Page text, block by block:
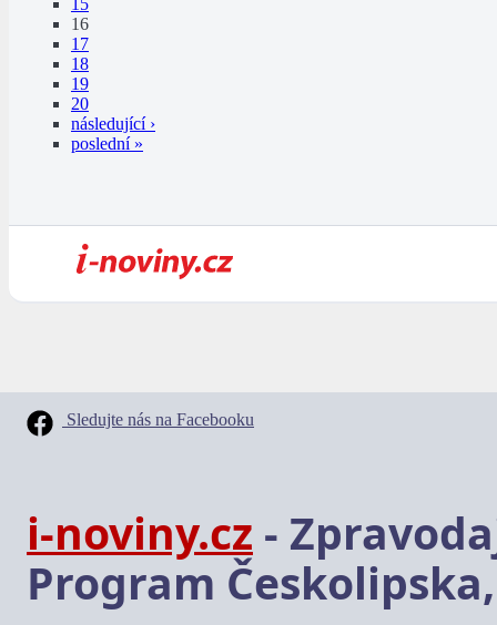
15
16
17
18
19
20
následující ›
poslední »
Sledujte nás na Facebooku
i-noviny.cz -
Program